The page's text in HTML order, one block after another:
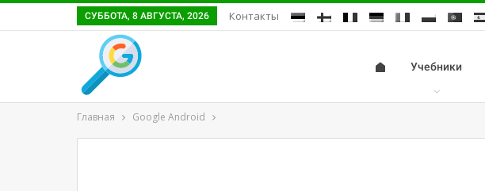
СУББОТА, 8 АВГУСТА, 2026 Контакты
Учебники
Главная Google Android